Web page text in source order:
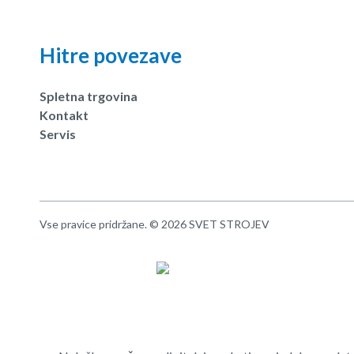
Hitre povezave
Spletna trgovina
Kontakt
Servis
Vse pravice pridržane. © 2026 SVET STROJEV